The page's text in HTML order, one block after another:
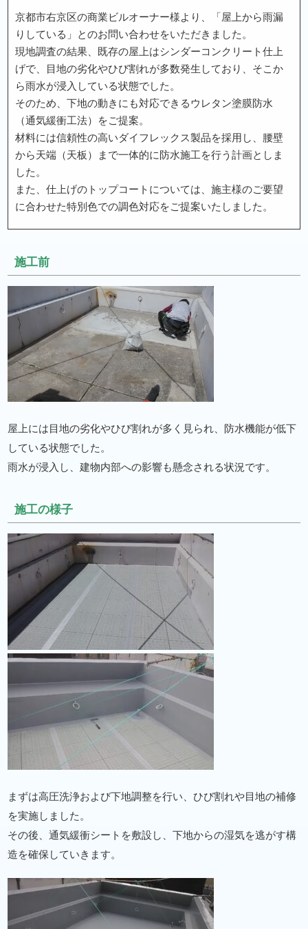
京都市右京区の商業ビルオーナー様より、「屋上から雨漏
りしている」とのお問い合わせをいただきました。
現地調査の結果、既存の屋上はシンダーコンクリート仕上
げで、目地の劣化やひび割れが多数発生しており、そこか
ら雨水が浸入している状態でした。
そのため、下地の動きにも対応できるウレタン塗膜防水
（通気緩衝工法）をご提案。
材料には信頼性の高いダイフレックス製品を採用し、腰壁
から天端（天板）まで一体的に防水施工を行う計画としま
した。
また、仕上げのトップコートについては、施主様のご要望
に合わせた特別色での調色対応をご提案いたしました。
施工前
屋上には目地の劣化やひび割れが多く見られ、防水機能が低下
している状態でした。
雨水が浸入し、建物内部への影響も懸念される状況です。
施工の様子
まずは高圧洗浄および下地調整を行い、ひび割れや目地の補修
を実施しました。
その後、通気緩衝シートを敷設し、下地からの湿気を逃がす構
造を確保していきます。